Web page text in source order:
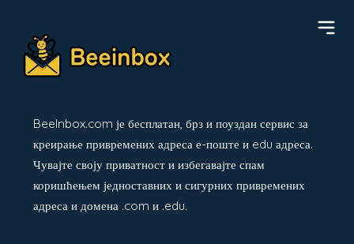
BeeInbox.com је бесплатан, брз и поуздан сервис за
креирање привремених адреса е-поште и edu адреса.
Чувајте своју приватност и избегавајте спам
коришћењем једноставних и сигурних привремених
адреса и домена .com и .edu.